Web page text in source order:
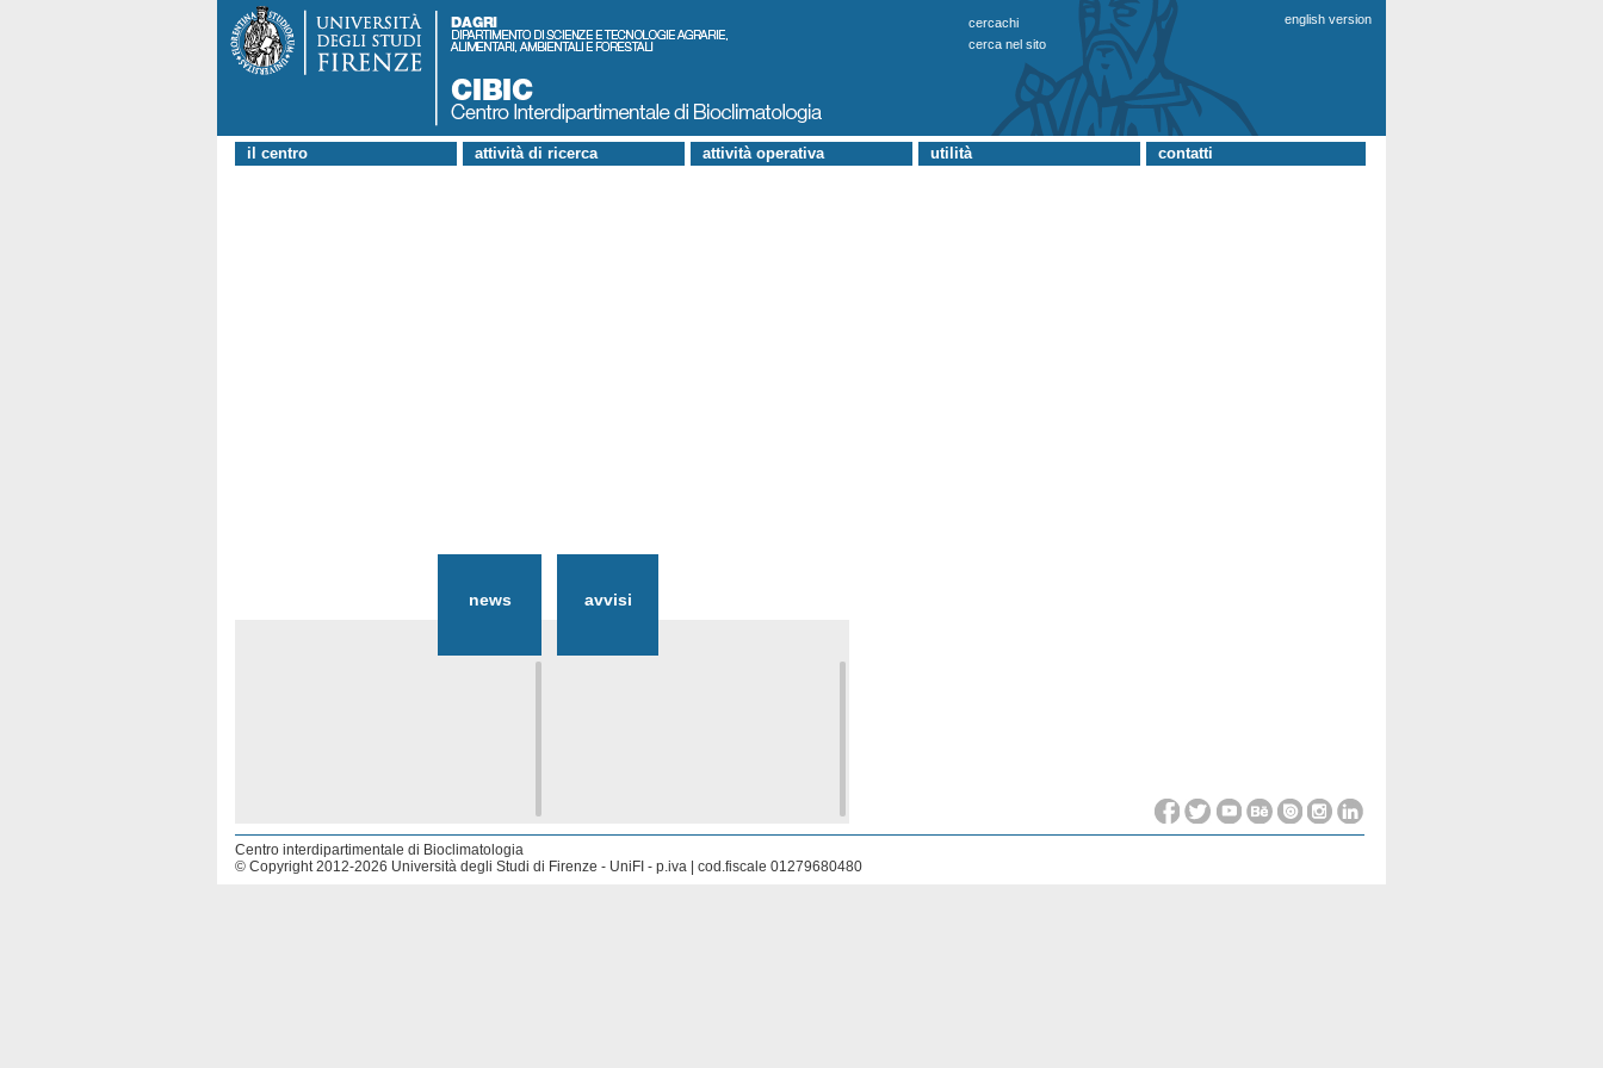
english version
cercachi
cerca nel sito
il centro attività di ricerca attività operativa utilità contatti
news avvisi
Centro interdipartimentale di Bioclimatologia
© Copyright 2012-2026 Università degli Studi di Firenze - UniFI - p.iva | cod.fiscale 01279680480